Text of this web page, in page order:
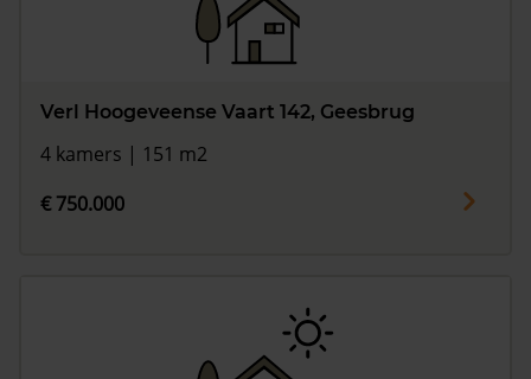
Verl Hoogeveense Vaart 142, Geesbrug
4 kamers | 151 m2
€ 750.000